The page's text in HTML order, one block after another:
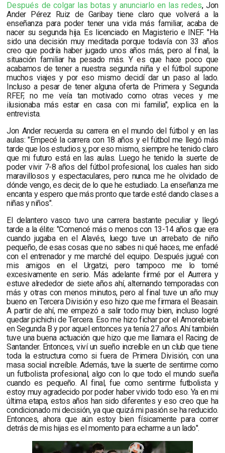
Después de colgar las botas y anunciarlo en las redes,Jon
Ander Pérez Ruiz de Garibay tiene claro que volverá a la
enseñanza para poder tener una vida más familiar, acaba de
nacer su segunda hija. Es licenciado en Magisterio e INEF. "Ha
sido una decisión muy meditadaporque todavía con 33 años
creo que podría haber jugado unos años más, pero al final, la
situación familiar ha pesado más. Y es que hace poco que
acabamos de tener a nuestra segunda niña y el fútbol supone
muchos viajes y por eso mismo decidí dar un paso al lado.
Incluso a pesar de tener alguna oferta de Primera y Segunda
RFEF, no me veía tan motivado como otras veces y me
ilusionaba más estar en casa con mi familia", explica en la
entrevista.
Jon Ander recuerda su carrera en el mundo del fútbol y en las
aulas: "Empecé la carrera con 18 años y el fútbol me llegó más
tarde que los estudios y, por eso mismo, siempre he tenido claro
que mi futuro está en las aulas. Luego he tenido la suerte de
poder vivir 7-8 años del fútbol profesional, los cuales han sido
maravillosos y espectaculares, pero nunca me he olvidado de
dónde vengo, es decir, de lo que he estudiado. La enseñanza me
encanta y espero que más pronto que tarde esté dando clases a
niñas y niños".
El delantero vasco tuvo una carrera bastante peculiar y llegó
tarde a la élite: "Comencé más o menos con 13-14 años que era
cuando jugaba en el Alavés, luego tuve un arrebato de niño
pequeño, de esas cosas que no sabes ni qué haces, me enfadé
con el entrenador y me marché del equipo. Después jugué con
mis amigos en el Urgatzi, pero tampoco me lo tomé
excesivamente en serio. Más adelante firmé por el Aurrera y
estuve alrededor de siete años ahí, alternando temporadas con
más y otras con menos minutos, pero al final tuve un año muy
bueno en Tercera División y eso hizo que me firmara el Beasain.
A partir de ahí, me empezó a salir todo muy bien, incluso logré
quedar pichichi de Tercera. Eso me hizo fichar por el Amorebieta
en Segunda B y por aquel entonces ya tenía 27 años. Ahí también
tuve una buena actuación que hizo que me llamara el Racing de
Santander. Entonces, viví un sueño increíble en un club que tiene
toda la estructura como si fuera de Primera División, con una
masa social increíble. Además, tuve la suerte de sentirme como
un futbolista profesional, algo con lo que todo el mundo sueña
cuando es pequeño. Al final, fue como sentirme futbolista y
estoy muy agradecido por poder haber vivido todo eso. Ya en mi
última etapa, estos años han sido diferentes y eso creo que ha
condicionado mi decisión, ya que quizá mi pasión se ha reducido.
Entonces, ahora que aún estoy bien físicamente para correr
detrás de mis hijas es el momento para echarme a un lado".